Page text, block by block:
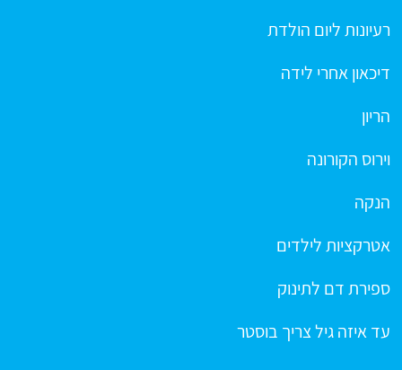
רעיונות ליום הולדת
דיכאון אחרי לידה
הריון
וירוס הקורונה
הנקה
אטרקציות לילדים
ספירת דם לתינוק
עד איזה גיל צריך בוסטר